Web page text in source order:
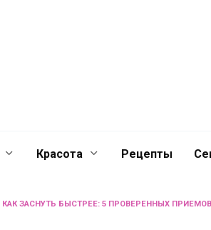
Красота Рецепты
КАК ЗАСНУТЬ БЫСТРЕЕ: 5 ПРОВЕРЕННЫХ ПРИЕМОВ